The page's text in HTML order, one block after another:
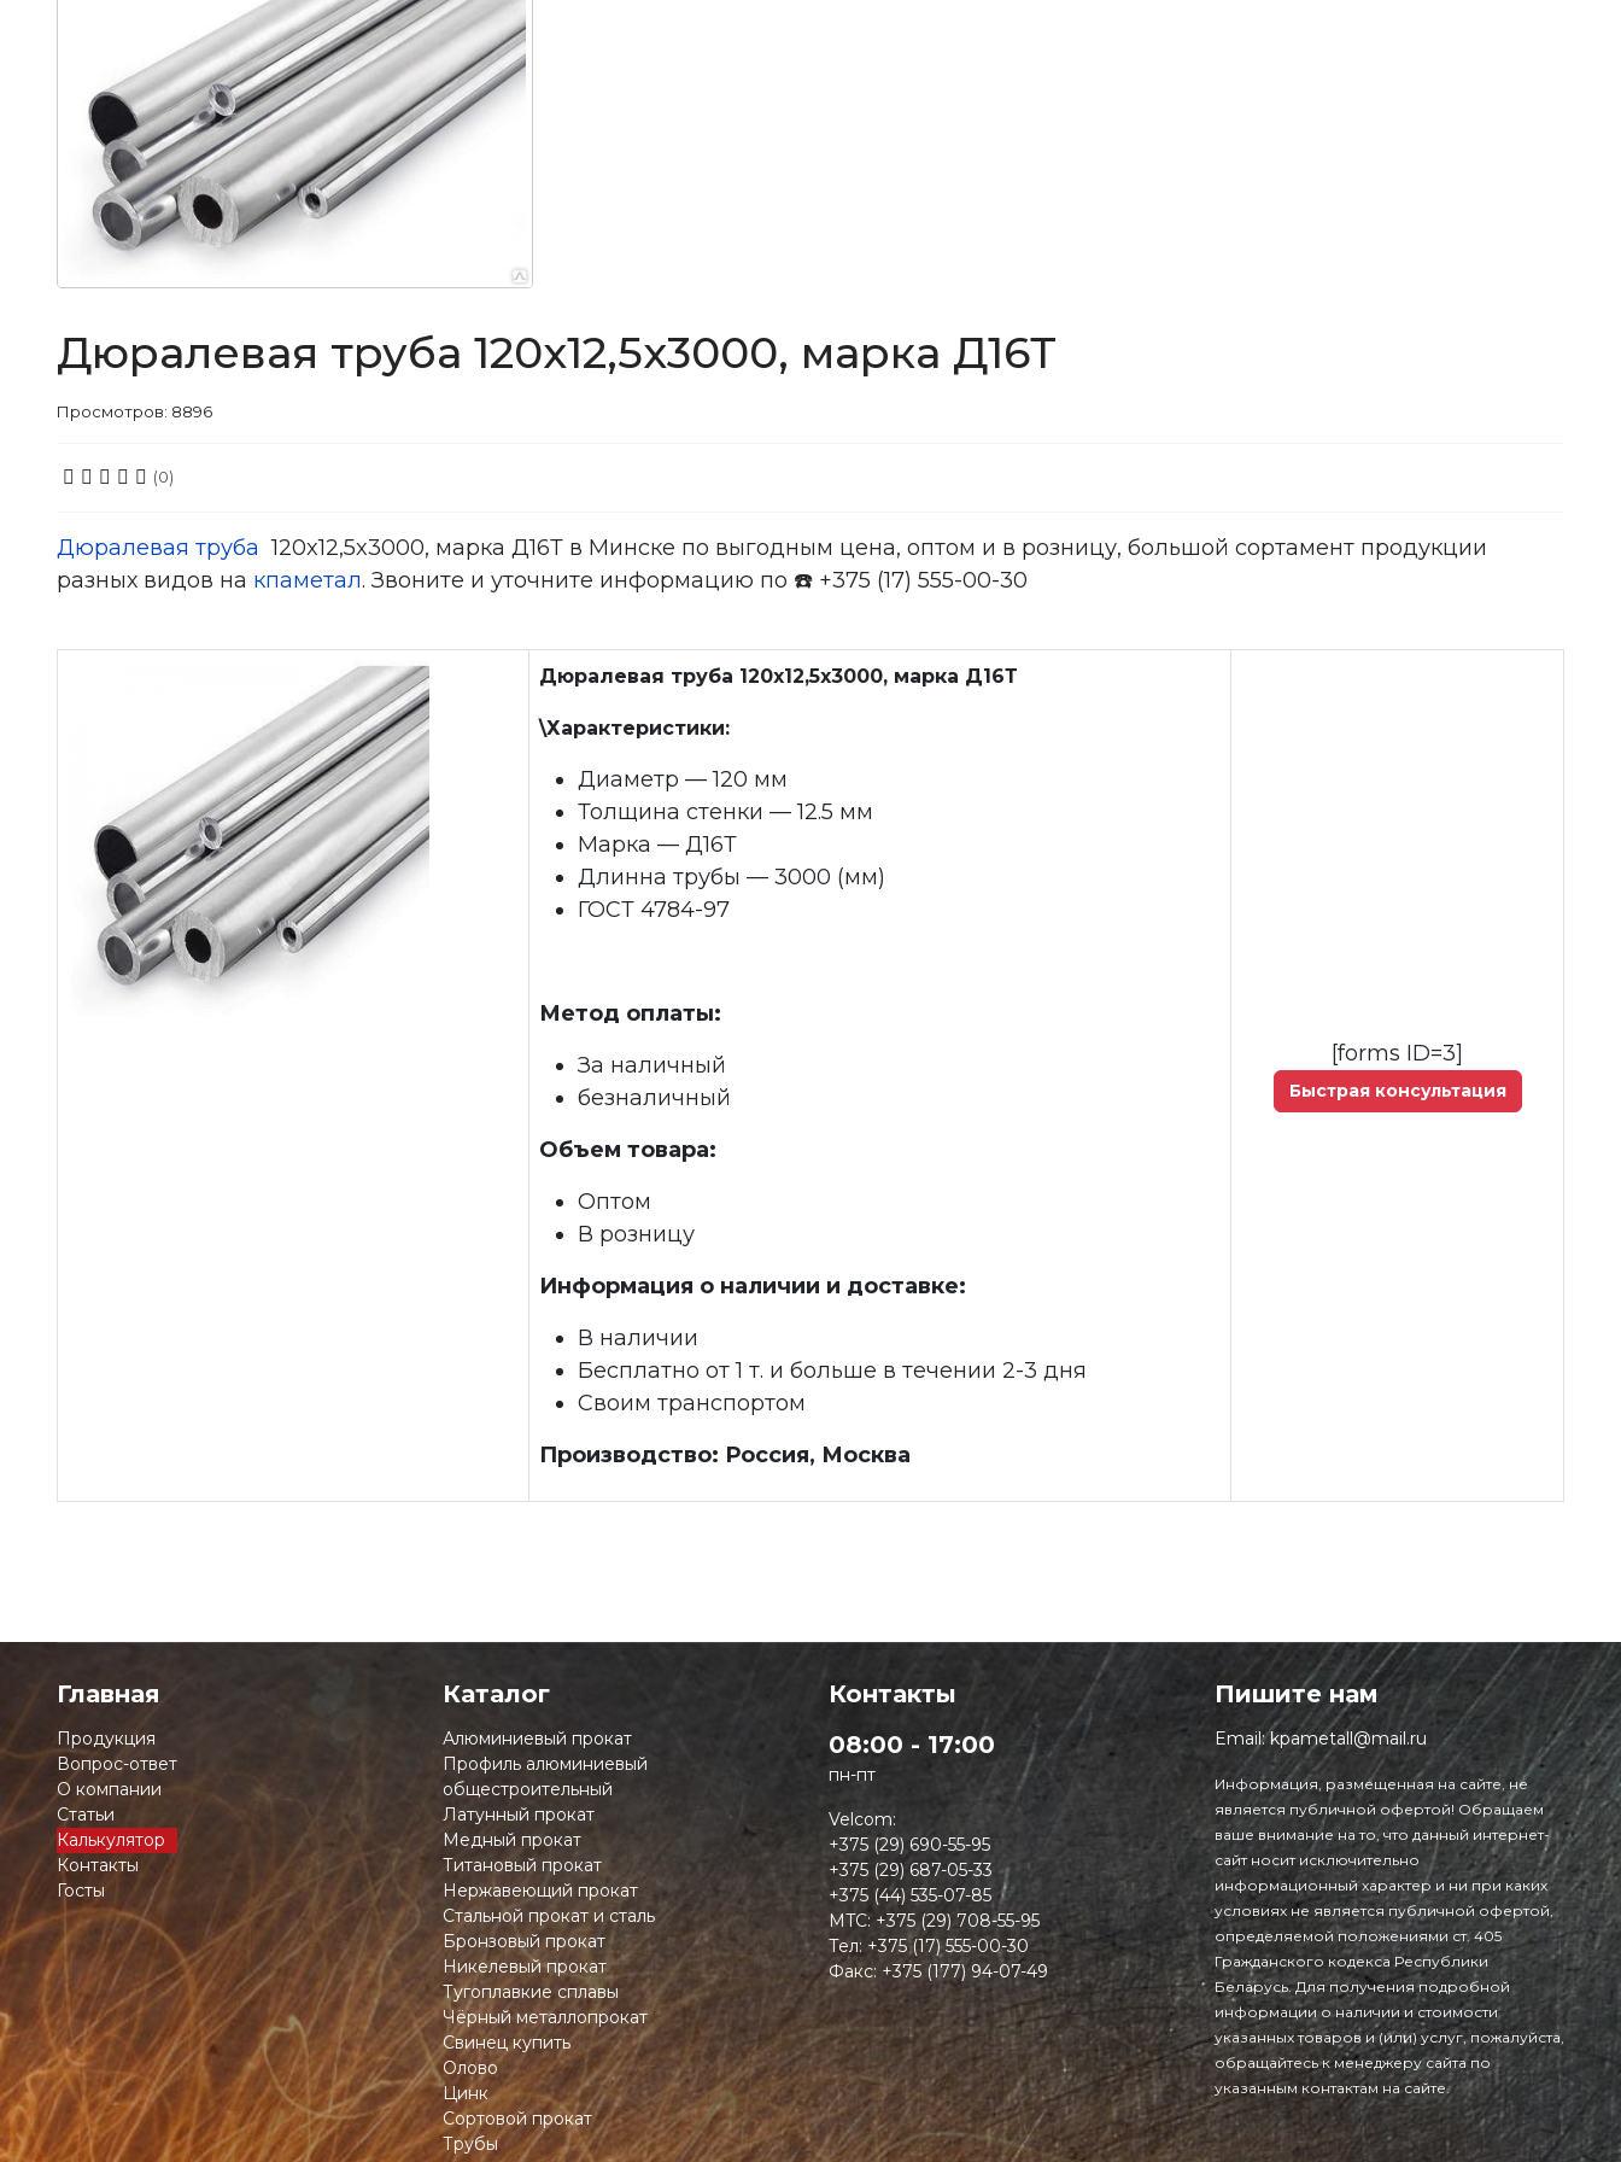
Дюралевая труба 120x12,5x3000, марка Д16Т
Просмотров: 8896
(0)
Дюралевая труба 120x12,5x3000, марка Д16Т в Минске по выгодным цена, оптом и в розницу, большой сортамент продукции
разных видов на кпаметал. Звоните и уточните информацию по ☎️ +375 (17) 555-00-30
Дюралевая труба 120x12,5x3000, марка Д16Т
\Характеристики:
Диаметр — 120 мм
Толщина стенки — 12.5 мм
Марка — Д16Т
Длинна трубы — 3000 (мм)
ГОСТ 4784-97
Метод оплаты:
За наличный
безналичный
Объем товара:
Оптом
В розницу
Информация о наличии и доставке:
В наличии
Бесплатно от 1 т. и больше в течении 2-3 дня
Своим транспортом
Производство: Россия, Москва
[forms ID=3]
Быстрая консультация
Главная
Продукция
Вопрос-ответ
О компании
Статьи
Калькулятор
Контакты
Госты
Каталог
Алюминиевый прокат
Профиль алюминиевый
общестроительный
Латунный прокат
Медный прокат
Титановый прокат
Нержавеющий прокат
Стальной прокат и сталь
Бронзовый прокат
Никелевый прокат
Тугоплавкие сплавы
Чёрный металлопрокат
Свинец купить
Олово
Цинк
Сортовой прокат
Трубы
Контакты
08:00 - 17:00
пн-пт
Velcom:
+375 (29) 690-55-95
+375 (29) 687-05-33
+375 (44) 535-07-85
MTC: +375 (29) 708-55-95
Тел: +375 (17) 555-00-30
Факс: +375 (177) 94-07-49
Пишите нам
Email:kpametall@mail.ru